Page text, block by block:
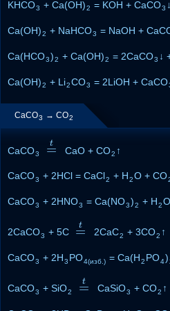
KHCO3 + Ca(OH)2 = KOH + CaCO3
Ca(OH)2 + NaHCO3 = NaOH +
Ca(HCO3)2 + Ca(OH)2 = 2CaCO3 ↓
Ca(OH)2 + Li2CO3 = 2LiOH + CaCO
CaCO3 → CO2
CaCO3 =
t
=t CaO + CO2 ↑
CaCO3 + 2HCl = CaCl2 + H2O + CO
CaCO3 + 2HNO3 = Ca(NO3)2 + H2
2CaCO3 + 5C =
t
=t 2CaC2 + 3CO2 ↑
CaCO3 + 2H3 PO4(изб.) = Ca(H2 PO4)
CaCO3 + SiO2 =
t
=t CaSiO3 + CO2 ↑